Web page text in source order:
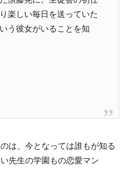
楽しい毎日を送っていた
う彼女がいることを知
は、今となっては誰もが知る
先生の学園もの恋愛マン